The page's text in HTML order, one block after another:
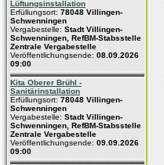
Lüftungsinstallation
Erfüllungsort: 78048 Villingen-
Schwenningen
Vergabestelle: Stadt Villingen-
Schwenningen, RefBM-Stabsstelle
Zentrale Vergabestelle
Veröffentlichungsende: 08.09.2026
09:00
Kita Oberer Brühl -
Sanitärinstallation
Erfüllungsort: 78048 Villingen-
Schwenningen
Vergabestelle: Stadt Villingen-
Schwenningen, RefBM-Stabsstelle
Zentrale Vergabestelle
Veröffentlichungsende: 09.09.2026
09:00